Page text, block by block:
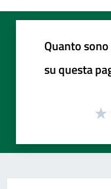
Quanto
su questa